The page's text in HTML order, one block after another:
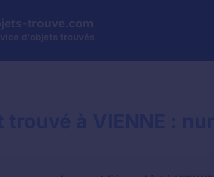
trouve.com
d'objets trouvés